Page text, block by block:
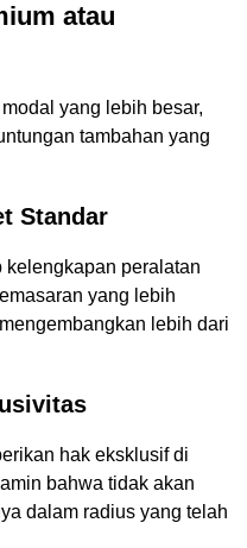
atau
yang lebih besar,
tambahan yang
Standar
kelengkapan peralatan
yang lebih
lebih dari
hak eksklusif di
bahwa tidak akan
dalam radius yang telah